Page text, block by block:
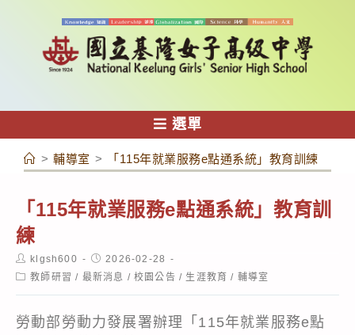
容
選單
> 輔導室 > 「115年就業服務e點通系統」教育訓練
「115年就業服務e點通系統」教育訓
練
Post
author:
klgsh600
Post
published:
2026-02-28
Post教師研習 / 最新消息 / 校園公告 / 生涯教育 / 輔導室
勞動部勞動力發展署辦理「115年就業服務e點